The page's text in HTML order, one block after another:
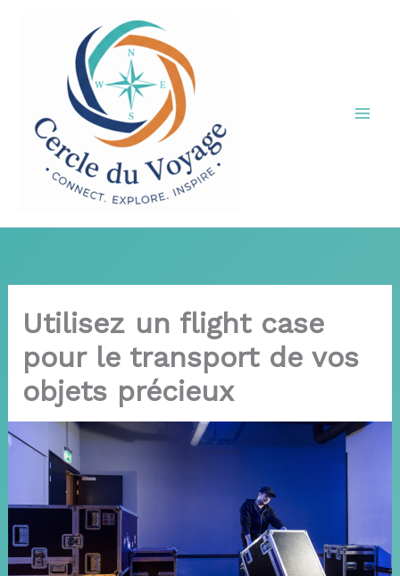
Utilisez un flight case
pour le transport de vos
objets précieux